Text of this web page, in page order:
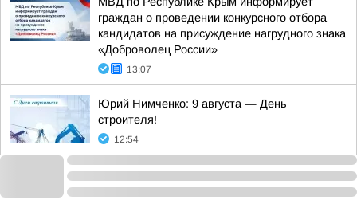
граждан о проведении конкурсного отбора
кандидатов на присуждение нагрудного знака
«Доброволец России»
13:07
Юрий Нимченко: 9 августа — День
строителя!
12:54